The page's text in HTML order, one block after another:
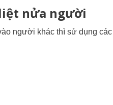
nửa người
người khác thì sử dụng các